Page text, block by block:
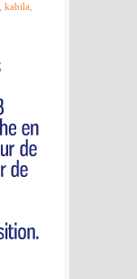
kabila